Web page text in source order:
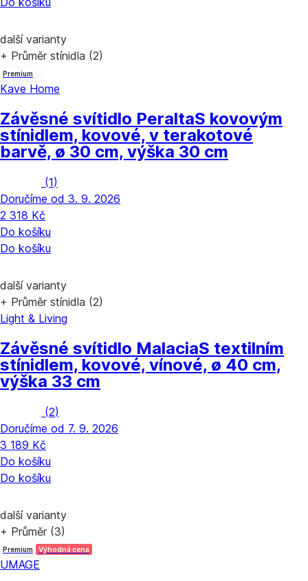
další varianty
+ Průměr stínidla (2)
Premium
Kave Home
Závěsné svítidlo PeraltaS kovovým
stínidlem, kovové, v terakotové
barvě, ø 30 cm, výška 30 cm
(1)
Doručíme od 3. 9. 2026
2 318 Kč
Do košíku
Do košíku
další varianty
+ Průměr stínidla (2)
Light & Living
Závěsné svítidlo MalaciaS textilním
stínidlem, kovové, vínové, ø 40 cm,
výška 33 cm
(2)
Doručíme od 7. 9. 2026
3 189 Kč
Do košíku
Do košíku
další varianty
+ Průměr (3)
Premium Výhodná cena
UMAGE